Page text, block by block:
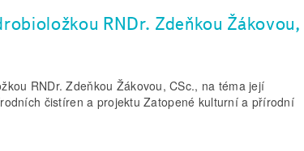
RNDr. Zdeňkou Žákovou,
RNDr. Zdeňkou Žákovou, CSc., na téma její
čistíren a projektu Zatopené kulturní a přírodní